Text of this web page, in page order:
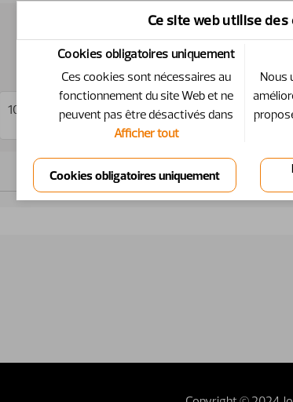
10301570 Kit support
Ce site web utilise
Cookies obligatoires uniquement
Ces cookies sont nécessaires au
fonctionnement du site Web et ne
peuvent pas être désactivés dans
Afficher tout
Nous